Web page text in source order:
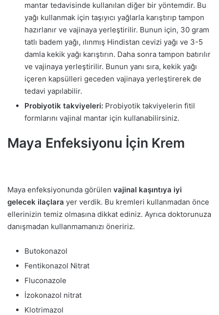
mantar tedavisinde kullanılan diğer bir yöntemdir. Bu
yağı kullanmak için taşıyıcı yağlarla karıştırıp tampon
hazırlanır ve vajinaya yerleştirilir. Bunun için, 30 gram
tatlı badem yağı, ılınmış Hindistan cevizi yağı ve 3-5
damla kekik yağı karıştırın. Daha sonra tampon batırılır
ve vajinaya yerleştirilir. Bunun yanı sıra, kekik yağı
içeren kapsülleri geceden vajinaya yerleştirerek de
tedavi yapılabilir.
Probiyotik takviyeleri: Probiyotik takviyelerin fitil
formlarını vajinal mantar için kullanabilirsiniz.
Maya Enfeksiyonu İçin Krem
Maya enfeksiyonunda görülen vajinal kaşıntıya iyi
gelecek ilaçlara yer verdik. Bu kremleri kullanmadan önce
ellerinizin temiz olmasına dikkat ediniz. Ayrıca doktorunuza
danışmadan kullanmamanızı öneririz.
Butokonazol
Fentikonazol Nitrat
Fluconazole
İzokonazol nitrat
Klotrimazol